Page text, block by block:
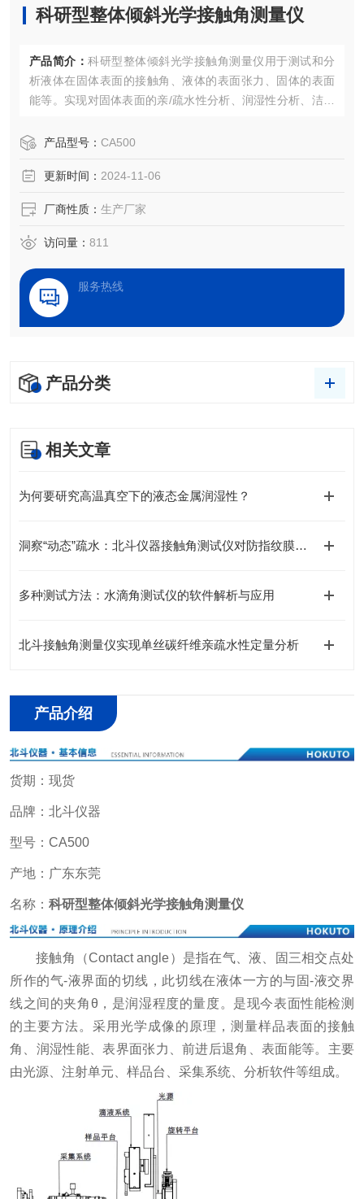
科研型整体倾斜光学接触角测量仪
产品简介： 科研型整体倾斜光学接触角测量仪用于测试和分
析液体在固体表面的接触角、液体的表面张力、固体的表面
能等。实现对固体表面的亲/疏水性分析、润湿性分析、洁净
展等过程分析。
产品型号： CA500
更新时间： 2024-11-06
厂商性质： 生产厂家
访问量： 811
服务热线
产品分类
相关文章
为何要研究高温真空下的液态金属润湿性？
洞察“动态”疏水：北斗仪器接触角测试仪对防指纹膜的测量
多种测试方法：水滴角测试仪的软件解析与应用
北斗接触角测量仪实现单丝碳纤维亲疏水性定量分析
产品介绍
货期：现货
品牌：北斗仪器
型号：CA500
产地：广东东莞
名称： 科研型整体倾斜光学接触角测量仪
接触角（Contact angle）是指在气、液、固三相交点处
所作的气-液界面的切线，此切线在液体一方的与固-液交界
线之间的夹角θ，是润湿程度的量度。是现今表面性能检测
的主要方法。采用光学成像的原理，测量样品表面的接触
角、润湿性能、表界面张力、前进后退角、表面能等。主要
由光源、注射单元、样品台、采集系统、分析软件等组成。